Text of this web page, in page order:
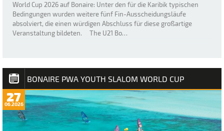
World Cup 2026 auf Bonaire: Unter den für die Karibik typischen
Bedingungen wurden weitere fünf Fin-Ausscheidungsläufe
absolviert, die einen würdigen Abschluss für diese großartige
Veranstaltung bildeten. The U21 Bo…
BONAIRE PWA YOUTH SLALOM WORLD CUP
27
06.2026